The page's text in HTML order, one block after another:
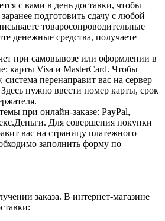
с вами в день доставки, чтобы
подготовить сдачу с любой
товаросопроводительные
денежные средства, получаете
при самовывозе или оформлении в
карты Visa и MasterCard. Чтобы
система перенаправит вас на сервер
нужно ввести номер карты, срок
при онлайн-заказе: PayPal,
Для совершения покупки
вас на страницу платежного
заполнить форму по
заказа. В интернет-магазине